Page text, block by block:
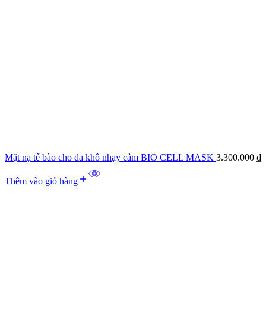
Mặt nạ tế bào cho da khô nhạy cảm BIO CELL MASK 3.300.000 ₫
Thêm vào giỏ hàng